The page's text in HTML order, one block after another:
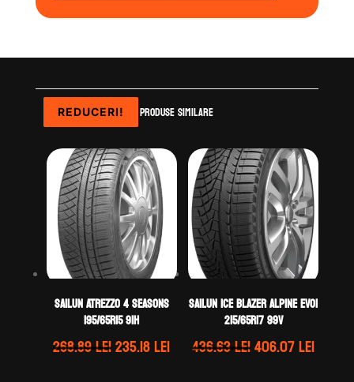
Produse similare
REDUCERI!
Sailun ATREZZO 4 SEASONS
195/65R15 91H
268.89leiPrețul
235.18leiPrețul
REDUCERI!
Sailun ICE BLAZER ALPINE EVO1
215/65R17 99V
436.63leiPrețul
406.07leiPrețul
REDUCERI!
REDUCERI!